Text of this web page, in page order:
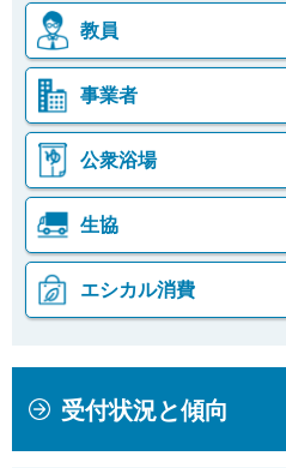
教員
事業者
公衆浴場
生協
エシカル消費
受付状況と傾向